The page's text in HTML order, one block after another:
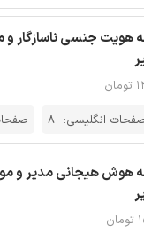
هویت جنسی ناسازگار
انگلیسی: 8
هوش هیجانی مدیر و